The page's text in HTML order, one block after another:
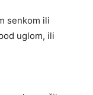
senkom ili
uglom, ili